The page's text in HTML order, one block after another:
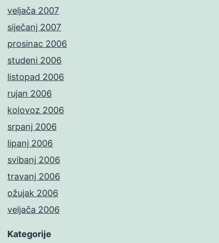
veljača 2007
siječanj 2007
prosinac 2006
studeni 2006
listopad 2006
rujan 2006
kolovoz 2006
srpanj 2006
lipanj 2006
svibanj 2006
travanj 2006
ožujak 2006
veljača 2006
Kategorije